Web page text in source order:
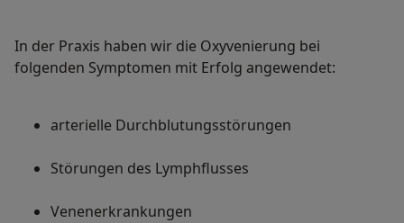
In der Praxis haben wir die Oxyvenierung bei
folgenden Symptomen mit Erfolg angewendet:
arterielle Durchblutungsstörungen
Störungen des Lymphflusses
Venenerkrankungen